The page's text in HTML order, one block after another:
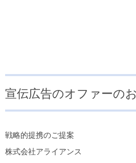
宣伝広告のオファーの
戦略的提携のご提案
株式会社アライアンス